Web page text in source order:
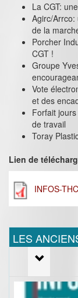
La CGT:
Agirc/
de la
Porcher
CGT !
Groupe
Vote
et des
Forfait
de travail
Toray
Lien de
INFOS-
LES